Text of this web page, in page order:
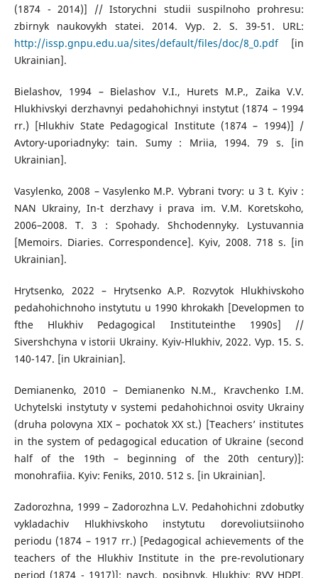
(1874 - 2014)] // Istorychni studii suspilnoho prohresu:
zbirnyk naukovykh statei. 2014. Vyp. 2. S. 39-51. URL:
http://issp.gnpu.edu.ua/sites/default/files/doc/8_0.pdf[in
Ukrainian].
Bielashov, 1994 – Bielashov V.I., Hurets M.P., Zaika V.V.
Hlukhivskyi derzhavnyi pedahohichnyi instytut (1874 – 1994
rr.) [Hlukhiv State Pedagogical Institute (1874 – 1994)] /
Avtory-uporiadnyky: tain. Sumy : Mriia, 1994. 79 s. [in
Ukrainian].
Vasylenko, 2008 – Vasylenko M.P. Vybrani tvory: u 3 t. Kyiv :
NAN Ukrainy, In-t derzhavy i prava im. V.M. Koretskoho,
2006–2008. T. 3 : Spohady. Shchodennyky. Lystuvannia
[Memoirs. Diaries. Correspondence]. Kyiv, 2008. 718 s. [in
Ukrainian].
Hrytsenko, 2022 – Hrytsenko A.P. Rozvytok Hlukhivskoho
pedahohichnoho instytutu u 1990 khrokakh [Developmen to
fthe Hlukhiv Pedagogical Instituteinthe 1990s] //
Sivershchyna v istorii Ukrainy. Kyiv-Hlukhiv, 2022. Vyp. 15. S.
140-147. [in Ukrainian].
Demianenko, 2010 – Demianenko N.M., Kravchenko I.M.
Uchytelski instytuty v systemi pedahohichnoi osvity Ukrainy
(druha polovyna XIX – pochatok XX st.) [Teachers’ institutes
in the system of pedagogical education of Ukraine (second
half of the 19th – beginning of the 20th century)]:
monohrafiia. Kyiv: Feniks, 2010. 512 s. [in Ukrainian].
Zadorozhna, 1999 – Zadorozhna L.V. Pedahohichni zdobutky
vykladachiv Hlukhivskoho instytutu dorevoliutsiinoho
periodu (1874 – 1917 rr.) [Pedagogical achievements of the
teachers of the Hlukhiv Institute in the pre-revolutionary
period (1874 - 1917)]: navch. posibnyk. Hlukhiv: RVV HDPI,